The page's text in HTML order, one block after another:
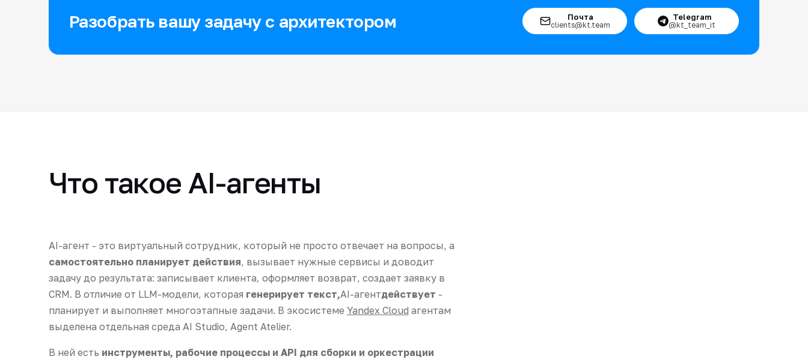
Разобрать вашу задачу с архитектором Почта
clients@kt.team
Telegram
@kt_team_it
Что такое AI-агенты
AI-агент - это виртуальный сотрудник, который не просто отвечает на вопросы, а
самостоятельно планирует действия, вызывает нужные сервисы и доводит
задачу до результата: записывает клиента, оформляет возврат, создает заявку в
CRM. В отличие от LLM-модели, которая генерирует текст,AI-агентдействует -
планирует и выполняет многоэтапные задачи. В экосистеме Yandex Cloud агентам
выделена отдельная среда AI Studio, Agent Atelier.
В ней есть инструменты, рабочие процессы и API для сборки и оркестрации